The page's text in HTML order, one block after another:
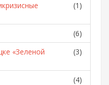
(1)
(6)
«Зеленой
(3)
(4)